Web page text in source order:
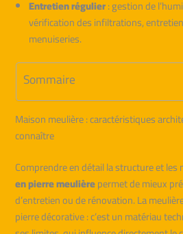
Entretien régulier: gestion de
vérification des infiltrations,
menuiseries.
Sommaire
Maison meulière : caractéristiques
connaître
Comprendre en détail la structure et les
en pierre meulièrepermet de mieux
d’entretien ou de rénovation. La
pierre décorative : c’est un matériau